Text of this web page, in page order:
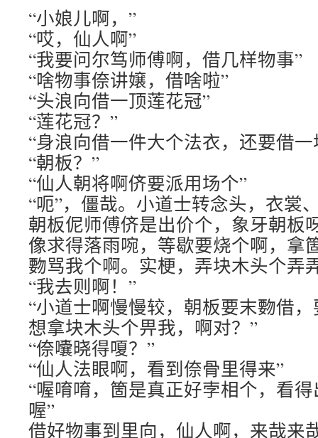
“小娘儿啊，”
“哎，仙人啊”
“我要问尔笃师傅啊，借几样物事”
“啥物事倷讲嬢，借啥啦”
“头浪向借一顶莲花冠”
“莲花冠？”
“身浪向借一件大个法衣，还要借
“朝板？”
“仙人朝将啊侪要派用场个”
“呃”，僵哉。小道士转念头，衣裳
朝板伲师傅侪是出价个，象牙朝板
像求得落雨啘，等歇要烧个啊，拿
覅骂我个啊。实梗，弄块木头个弄
“我去则啊！”
“小道士啊慢慢较，朝板要末覅借
想拿块木头个畀我，啊对？”
“倷囔晓得嗄？”
“仙人法眼啊，看到倷骨里得来”
“喔唷唷，箇是真正好孛相个，看
喔”
借好物事到里向，仙人啊，来哉来